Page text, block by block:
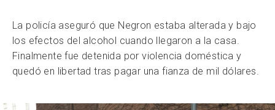
La policía aseguró que Negron estaba alterada y bajo
los efectos del alcohol cuando llegaron a la casa.
Finalmente fue detenida por violencia doméstica y
quedó en libertad tras pagar una fianza de mil dólares.